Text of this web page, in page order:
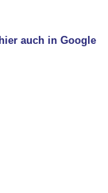
auch in Google